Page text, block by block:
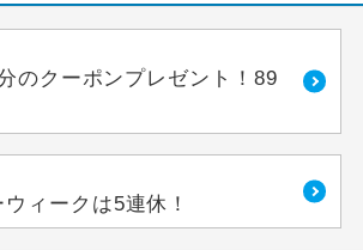
のクーポンプレゼント！89
ィークは5連休！